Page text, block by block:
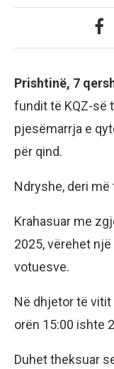
Prishtinë, 7
fundit të KQZ-së
pjesëmarrja e
për qind.
Ndryshe, deri më
Krahasuar me
2025, vërehet
votuesve.
Në dhjetor të vitit
orën 15:00 ishte
Duhet theksuar